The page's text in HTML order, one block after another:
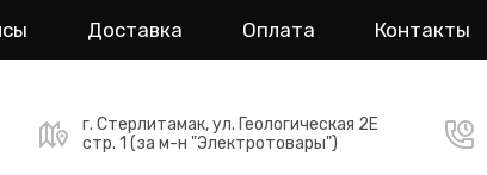
Доставка Оплата Контакты
г. Стерлитамак, ул. Геологическая 2Е
стр. 1 (за м-н "Электротовары")